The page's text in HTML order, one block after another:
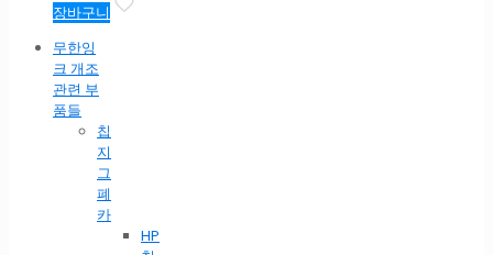
장바구니
무한잉
크 개조
관련 부
품들
칩
지
그
폐
카
HP